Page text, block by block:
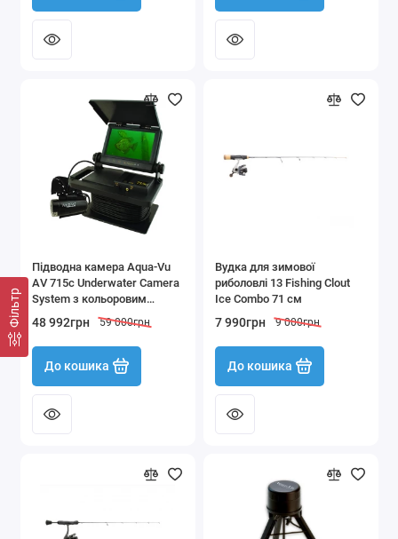
Фільтр
Підводна камера Aqua-Vu
AV 715c Underwater Camera
System з кольоровим
монітором 18 см, кабелем
15 м і штативом MOPOD-3
48 992грн 59 000грн
До кошика
Вудка для зимової
риболовлі 13 Fishing Clout
Ice Combo 71 см
7 990грн 9 000грн
До кошика